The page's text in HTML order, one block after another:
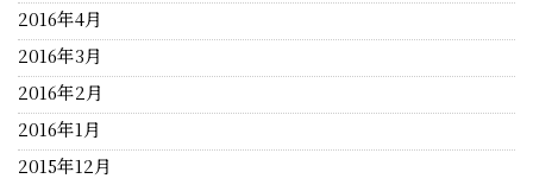
2016年4月
2016年3月
2016年2月
2016年1月
2015年12月